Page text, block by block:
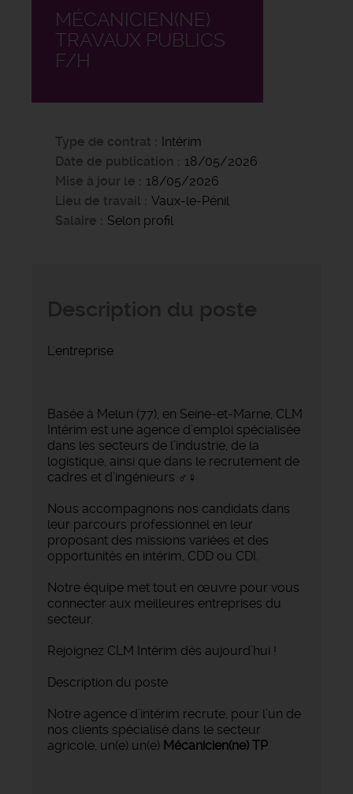
MÉCANICIEN(NE)
TRAVAUX PUBLICS
F/H
Type de contrat
Intérim
Date de publication
18/05/2026
Mise à jour le
18/05/2026
Lieu de travail
Vaux-le-Pénil
Salaire
Selon profil
L'entreprise
Basée à Melun (77), en Seine-et-Marne, CLM
Intérim est une agence d’emploi spécialisée
dans les secteurs de l’industrie, de la
logistique, ainsi que dans le recrutement de
cadres et d’ingénieurs ‍♂️‍♀️
Nous accompagnons nos candidats dans
leur parcours professionnel en leur
proposant des missions variées et des
opportunités en intérim, CDD ou CDI.
Notre équipe met tout en œuvre pour vous
connecter aux meilleures entreprises du
secteur.
Rejoignez CLM Intérim dès aujourd’hui !
Description du poste
Notre agence d’intérim recrute, pour l’un de
nos clients spécialisé dans le secteur
agricole, un(e) un(e) Mécanicien(ne) TP.